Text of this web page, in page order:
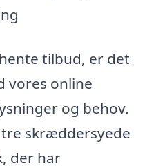
tilbud, er det
vores online
og behov.
skræddersyede
der har